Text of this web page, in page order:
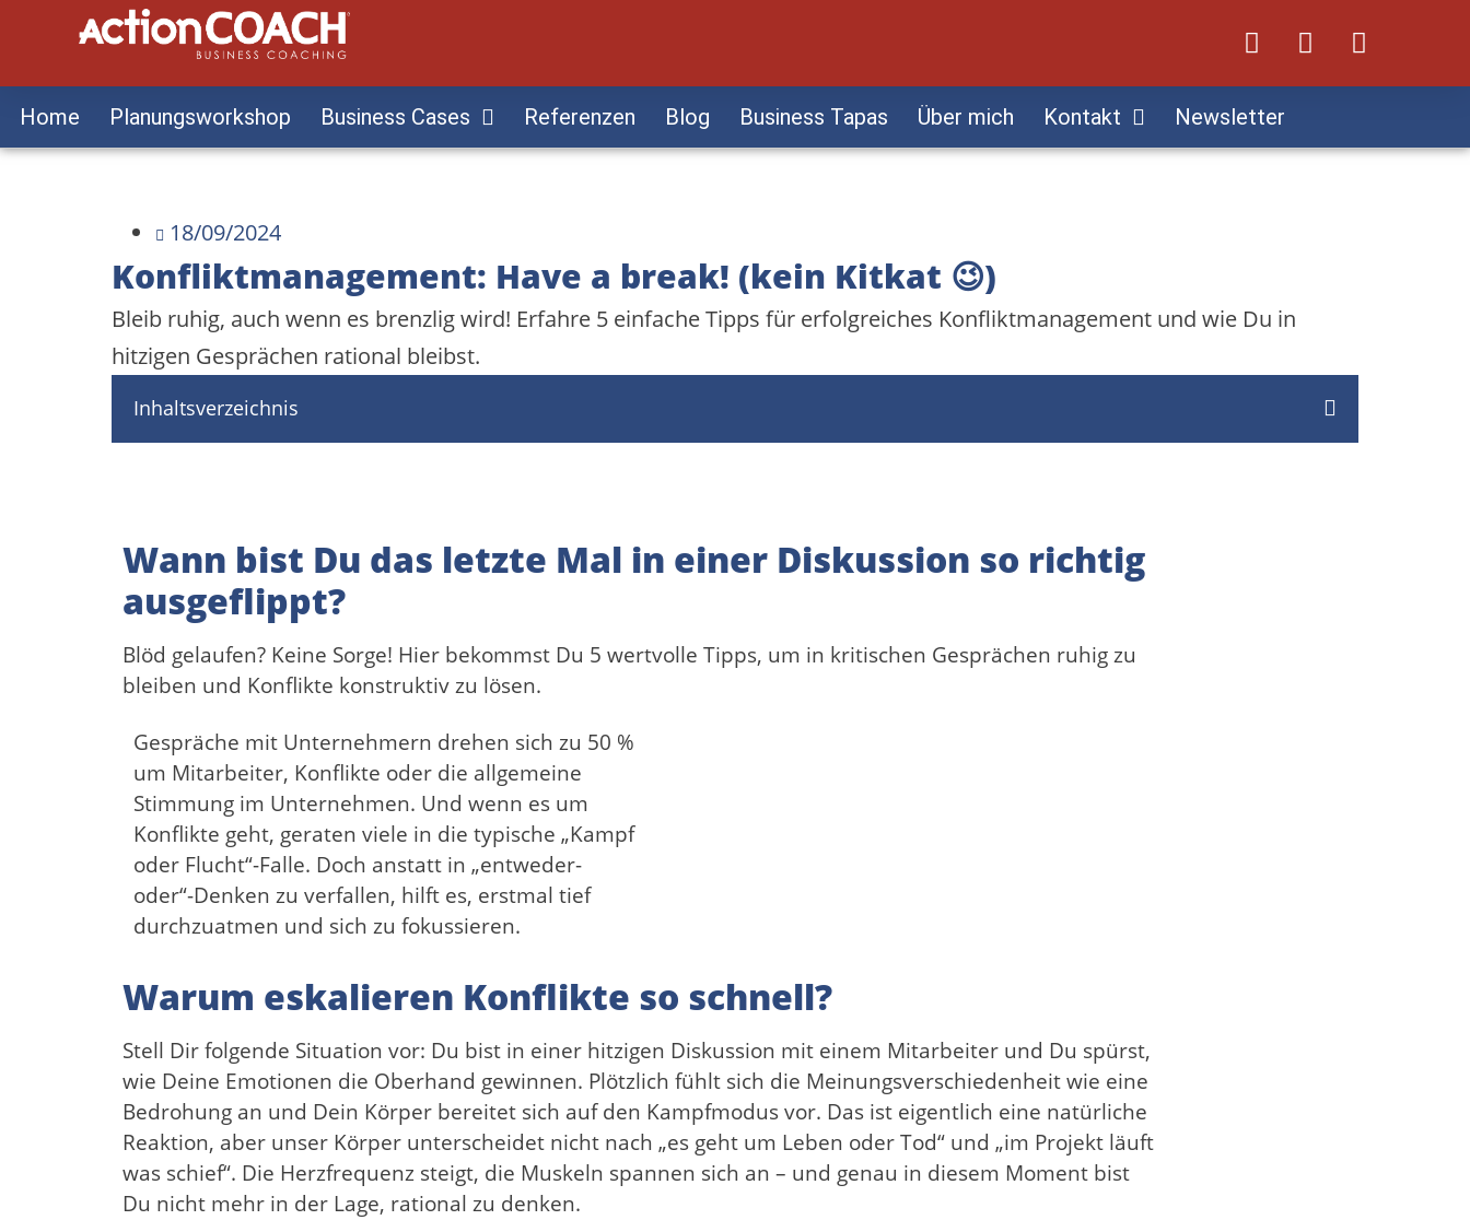
Home Planungsworkshop Business Cases Referenzen Blog Business Tapas Über mich Kontakt Newsletter
18/09/2024
Konfliktmanagement: Have a break! (kein Kitkat 😉)
Bleib ruhig, auch wenn es brenzlig wird! Erfahre 5 einfache Tipps für erfolgreiches Konfliktmanagement und wie Du in
hitzigen Gesprächen rational bleibst.
Inhaltsverzeichnis
Wann bist Du das letzte Mal in einer Diskussion so richtig
ausgeflippt?
Blöd gelaufen? Keine Sorge! Hier bekommst Du 5 wertvolle Tipps, um in kritischen Gesprächen ruhig zu
bleiben und Konflikte konstruktiv zu lösen.
Gespräche mit Unternehmern drehen sich zu 50 %
um Mitarbeiter, Konflikte oder die allgemeine
Stimmung im Unternehmen. Und wenn es um
Konflikte geht, geraten viele in die typische „Kampf
oder Flucht“-Falle. Doch anstatt in „entweder-
oder“-Denken zu verfallen, hilft es, erstmal tief
durchzuatmen und sich zu fokussieren.
Warum eskalieren Konflikte so schnell?
Stell Dir folgende Situation vor: Du bist in einer hitzigen Diskussion mit einem Mitarbeiter und Du spürst,
wie Deine Emotionen die Oberhand gewinnen. Plötzlich fühlt sich die Meinungsverschiedenheit wie eine
Bedrohung an und Dein Körper bereitet sich auf den Kampfmodus vor. Das ist eigentlich eine natürliche
Reaktion, aber unser Körper unterscheidet nicht nach „es geht um Leben oder Tod“ und „im Projekt läuft
was schief“. Die Herzfrequenz steigt, die Muskeln spannen sich an – und genau in diesem Moment bist
Du nicht mehr in der Lage, rational zu denken.